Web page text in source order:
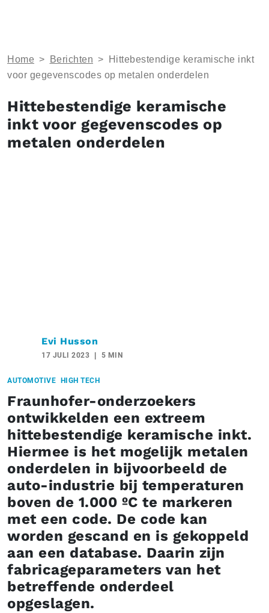
Home > Berichten >
Hittebestendige keramische inkt
voor gegevenscodes op metalen onderdelen
Hittebestendige keramische
inkt voor gegevenscodes op
metalen onderdelen
Evi Husson
17 JULI 2023 5 MIN
AUTOMOTIVE HIGH TECH
Fraunhofer-onderzoekers
ontwikkelden een extreem
hittebestendige keramische inkt.
Hiermee is het mogelijk metalen
onderdelen in bijvoorbeeld de
auto-industrie bij temperaturen
boven de 1.000 ºC te markeren
met een code. De code kan
worden gescand en is gekoppeld
aan een database. Daarin zijn
fabricageparameters van het
betreffende onderdeel
opgeslagen.